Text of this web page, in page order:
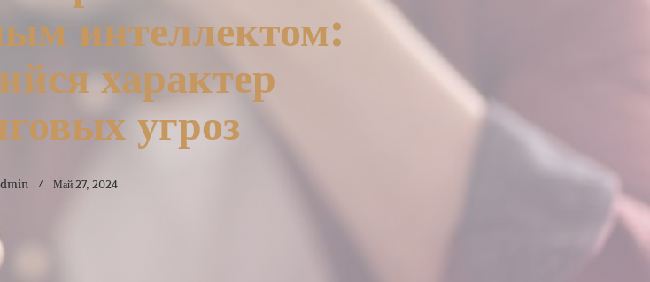
интеллектом:
характер
угроз
Май 27, 2024